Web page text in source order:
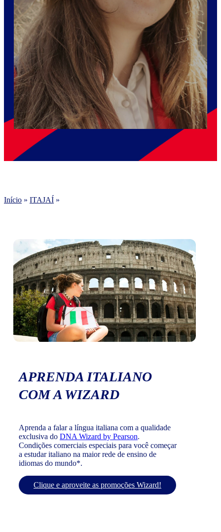
Início » ITAJAÍ »
APRENDA ITALIANO
COM A WIZARD
Aprenda a falar a língua italiana com a qualidade
exclusiva do DNA Wizard by Pearson.
Condições comerciais especiais para você começar
a estudar italiano na maior rede de ensino de
idiomas do mundo*.
Clique e aproveite as promoções Wizard!